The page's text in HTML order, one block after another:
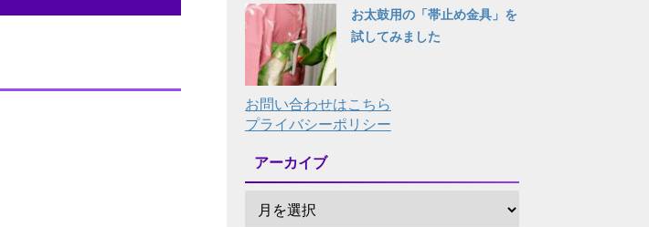
お太鼓用の「帯止め金具」を
試してみました
お問い合わせはこちら
プライバシーポリシー
アーカイブ